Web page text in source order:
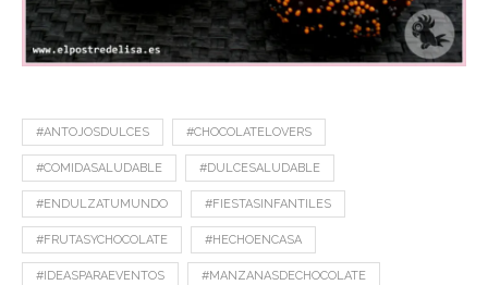
#ANTOJOSDULCES #CHOCOLATELOVERS
#COMIDASALUDABLE #DULCESALUDABLE
#ENDULZATUMUNDO #FIESTASINFANTILES
#FRUTASYCHOCOLATE #HECHOENCASA
#IDEASPARAEVENTOS #MANZANASDECHOCOLATE